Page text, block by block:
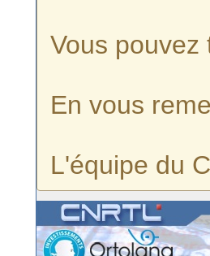
Vous
En vous
L'équipe du